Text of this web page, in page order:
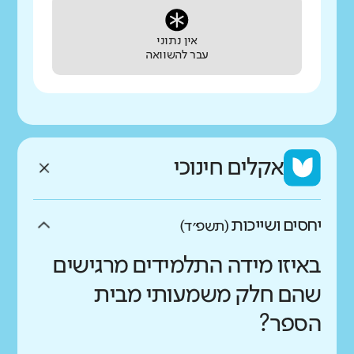
אין נתוני
עבר להשוואה
אקלים חינוכי
יחסים ושייכות(תשפ״ד)
באיזו מידה התלמידים מרגישים
שהם חלק משמעותי מבית
הספר?